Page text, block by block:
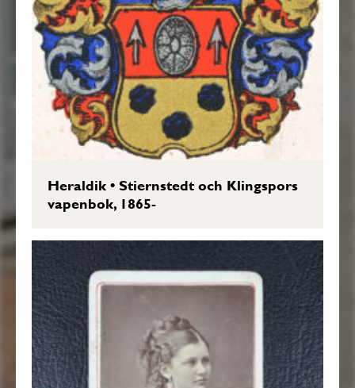
Heraldik•Stiernstedt och Klingspors
vapenbok, 1865-